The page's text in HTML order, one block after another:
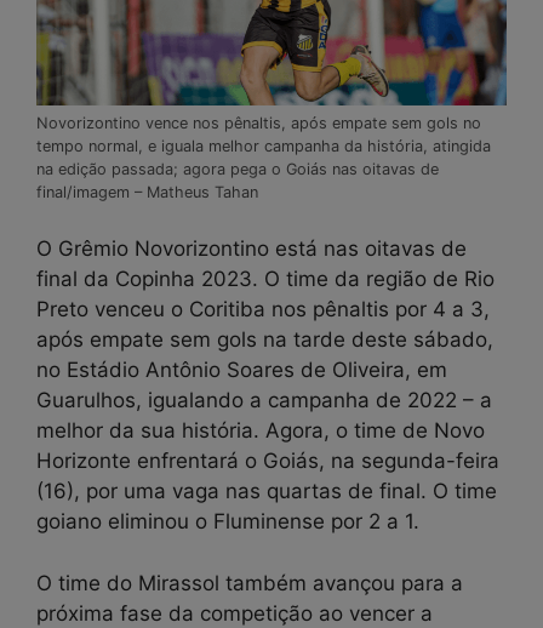
Novorizontino vence nos pênaltis, após empate sem gols no
tempo normal, e iguala melhor campanha da história, atingida
na edição passada; agora pega o Goiás nas oitavas de
final/imagem – Matheus Tahan
O Grêmio Novorizontino está nas oitavas de
final da Copinha 2023. O time da região de Rio
Preto venceu o Coritiba nos pênaltis por 4 a 3,
após empate sem gols na tarde deste sábado,
no Estádio Antônio Soares de Oliveira, em
Guarulhos, igualando a campanha de 2022 – a
melhor da sua história. Agora, o time de Novo
Horizonte enfrentará o Goiás, na segunda-feira
(16), por uma vaga nas quartas de final. O time
goiano eliminou o Fluminense por 2 a 1.
O time do Mirassol também avançou para a
próxima fase da competição ao vencer a